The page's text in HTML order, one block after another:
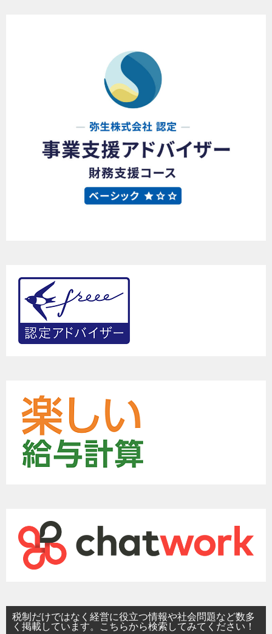
税制だけではなく経営に役立つ情報や社会問題など数多
く掲載しています。こちらから検索してみてください！